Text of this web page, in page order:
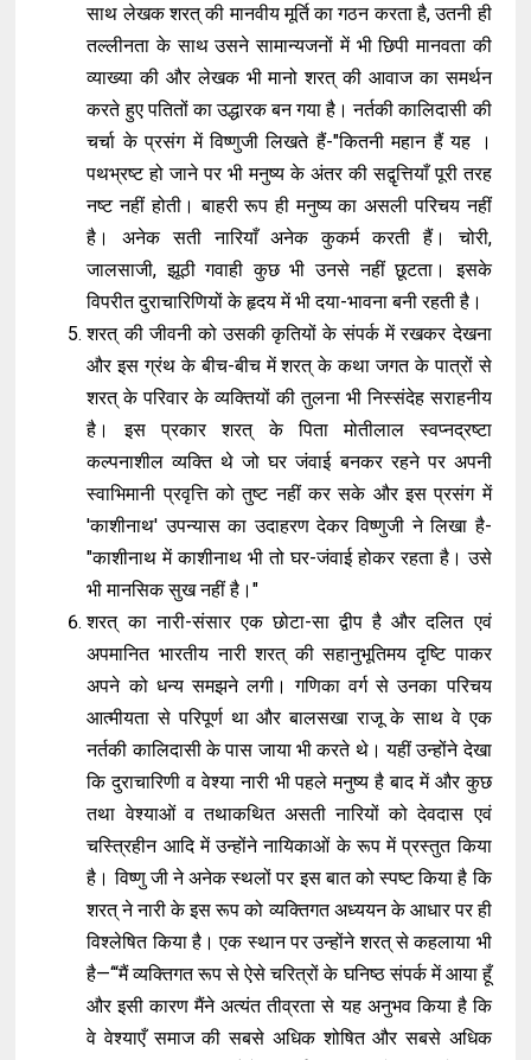
साथ लेखक शरत् की मानवीय मूर्ति का गठन करता है, उतनी ही
तल्लीनता के साथ उसने सामान्यजनों में भी छिपी मानवता की
व्याख्या की और लेखक भी मानो शरत् की आवाज का समर्थन
करते हुए पतितों का उद्धारक बन गया है। नर्तकी कालिदासी की
चर्चा के प्रसंग में विष्णुजी लिखते हैं-"कितनी महान हैं यह ।
पथभ्रष्ट हो जाने पर भी मनुष्य के अंतर की सद्वृत्तियाँ पूरी तरह
नष्ट नहीं होती। बाहरी रूप ही मनुष्य का असली परिचय नहीं
है। अनेक सती नारियाँ अनेक कुकर्म करती हैं। चोरी,
जालसाजी, झूठी गवाही कुछ भी उनसे नहीं छूटता। इसके
विपरीत दुराचारिणियों के हृदय में भी दया-भावना बनी रहती है।
शरत् की जीवनी को उसकी कृतियों के संपर्क में रखकर देखना
और इस ग्रंथ के बीच-बीच में शरत् के कथा जगत के पात्रों से
शरत् के परिवार के व्यक्तियों की तुलना भी निस्संदेह सराहनीय
है। इस प्रकार शरत् के पिता मोतीलाल स्वप्नद्रष्टा
कल्पनाशील व्यक्ति थे जो घर जंवाई बनकर रहने पर अपनी
स्वाभिमानी प्रवृत्ति को तुष्ट नहीं कर सके और इस प्रसंग में
'काशीनाथ' उपन्यास का उदाहरण देकर विष्णुजी ने लिखा है-
"काशीनाथ में काशीनाथ भी तो घर-जंवाई होकर रहता है। उसे
भी मानसिक सुख नहीं है।"
शरत् का नारी-संसार एक छोटा-सा द्वीप है और दलित एवं
अपमानित भारतीय नारी शरत् की सहानुभूतिमय दृष्टि पाकर
अपने को धन्य समझने लगी। गणिका वर्ग से उनका परिचय
आत्मीयता से परिपूर्ण था और बालसखा राजू के साथ वे एक
नर्तकी कालिदासी के पास जाया भी करते थे। यहीं उन्होंने देखा
कि दुराचारिणी व वेश्या नारी भी पहले मनुष्य है बाद में और कुछ
तथा वेश्याओं व तथाकथित असती नारियों को देवदास एवं
चस्त्रिहीन आदि में उन्होंने नायिकाओं के रूप में प्रस्तुत किया
है। विष्णु जी ने अनेक स्थलों पर इस बात को स्पष्ट किया है कि
शरत् ने नारी के इस रूप को व्यक्तिगत अध्ययन के आधार पर ही
विश्लेषित किया है। एक स्थान पर उन्होंने शरत् से कहलाया भी
है—‘“मैं व्यक्तिगत रूप से ऐसे चरित्रों के घनिष्ठ संपर्क में आया हूँ
और इसी कारण मैंने अत्यंत तीव्रता से यह अनुभव किया है कि
वे वेश्याएँ समाज की सबसे अधिक शोषित और सबसे अधिक